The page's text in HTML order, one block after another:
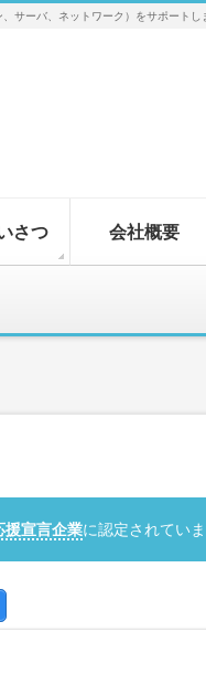
サーバ、ネットワーク）をサポート
さつ 会社概要
援宣言企業に認定されていま